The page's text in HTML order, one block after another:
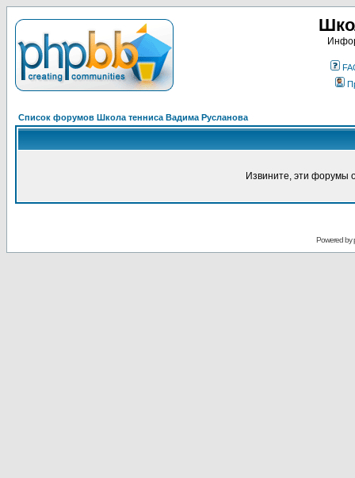
Список форумов Школа тенниса Вадима Русланова
Извините, эти форумы
Powered by